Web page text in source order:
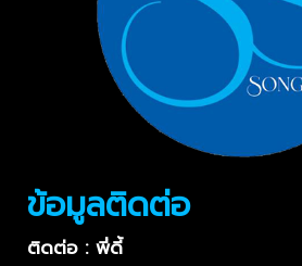
ข้อมูลติดต่อ
ติดต่อ : พี่ดี้